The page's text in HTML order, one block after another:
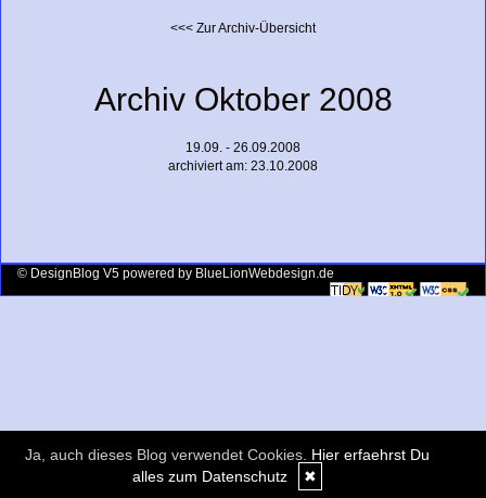
<<< Zur Archiv-Übersicht
Archiv Oktober 2008
19.09. - 26.09.2008
archiviert am: 23.10.2008
© DesignBlog V5 powered by BlueLionWebdesign.de
Ja, auch dieses Blog verwendet Cookies. Hier erfaehrst Du
alles zum Datenschutz
✖